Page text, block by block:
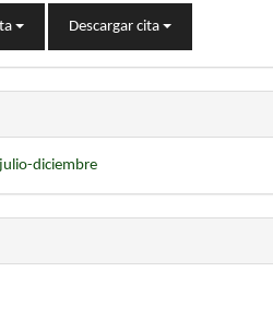
Descargar cita
diciembre